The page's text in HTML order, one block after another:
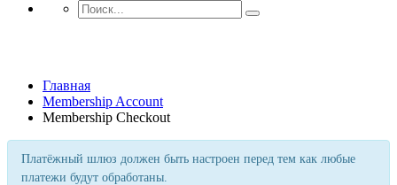
Главная
Membership Account
Membership Checkout
Платёжный шлюз должен быть настроен перед тем как любые
платежи будут обработаны.